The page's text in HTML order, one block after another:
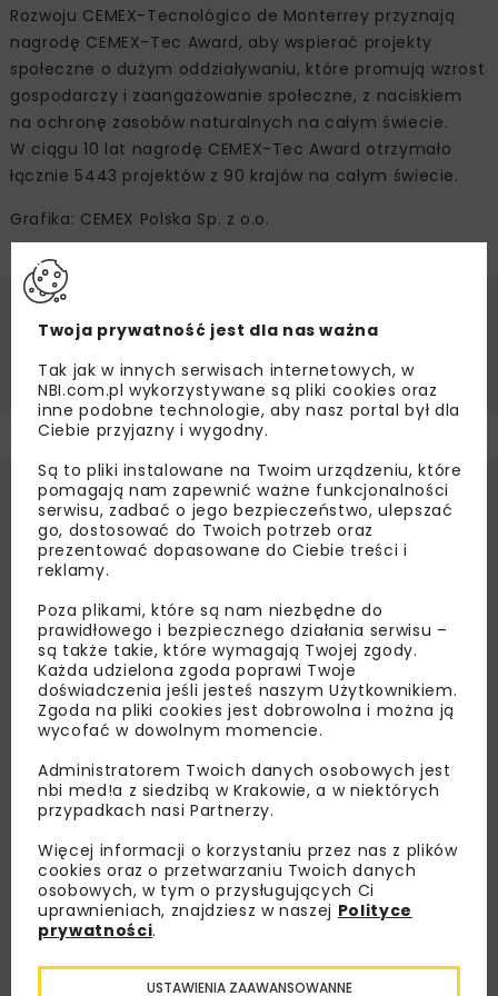
Rozwoju CEMEX-Tecnológico de Monterrey przyznają
nagrodę CEMEX-Tec Award, aby wspierać projekty
społeczne o dużym oddziaływaniu, które promują wzrost
gospodarczy i zaangażowanie społeczne, z naciskiem
na ochronę zasobów naturalnych na całym świecie.
W ciągu 10 lat nagrodę CEMEX-Tec Award otrzymało
łącznie 5443 projektów z 90 krajów na całym świecie.
Grafika: CEMEX Polska Sp. z o.o.
Źródło:CEMEX Polska Sp. z o.o.
Twoja prywatność jest dla nas ważna
Tak jak w innych serwisach internetowych, w
NBI.com.pl wykorzystywane są pliki cookies oraz
inne podobne technologie, aby nasz portal był dla
Ciebie przyjazny i wygodny.
Są to pliki instalowane na Twoim urządzeniu, które
pomagają nam zapewnić ważne funkcjonalności
serwisu, zadbać o jego bezpieczeństwo, ulepszać
go, dostosować do Twoich potrzeb oraz
prezentować dopasowane do Ciebie treści i
reklamy.
Poza plikami, które są nam niezbędne do
prawidłowego i bezpiecznego działania serwisu –
są także takie, które wymagają Twojej zgody.
Każda udzielona zgoda poprawi Twoje
doświadczenia jeśli jesteś naszym Użytkownikiem.
Zgoda na pliki cookies jest dobrowolna i można ją
wycofać w dowolnym momencie.
Administratorem Twoich danych osobowych jest
nbi med!a z siedzibą w Krakowie, a w niektórych
przypadkach nasi Partnerzy.
Więcej informacji o korzystaniu przez nas z plików
cookies oraz o przetwarzaniu Twoich danych
osobowych, w tym o przysługujących Ci
uprawnieniach, znajdziesz w naszej Polityce
prywatności.
USTAWIENIA ZAAWANSOWANNE